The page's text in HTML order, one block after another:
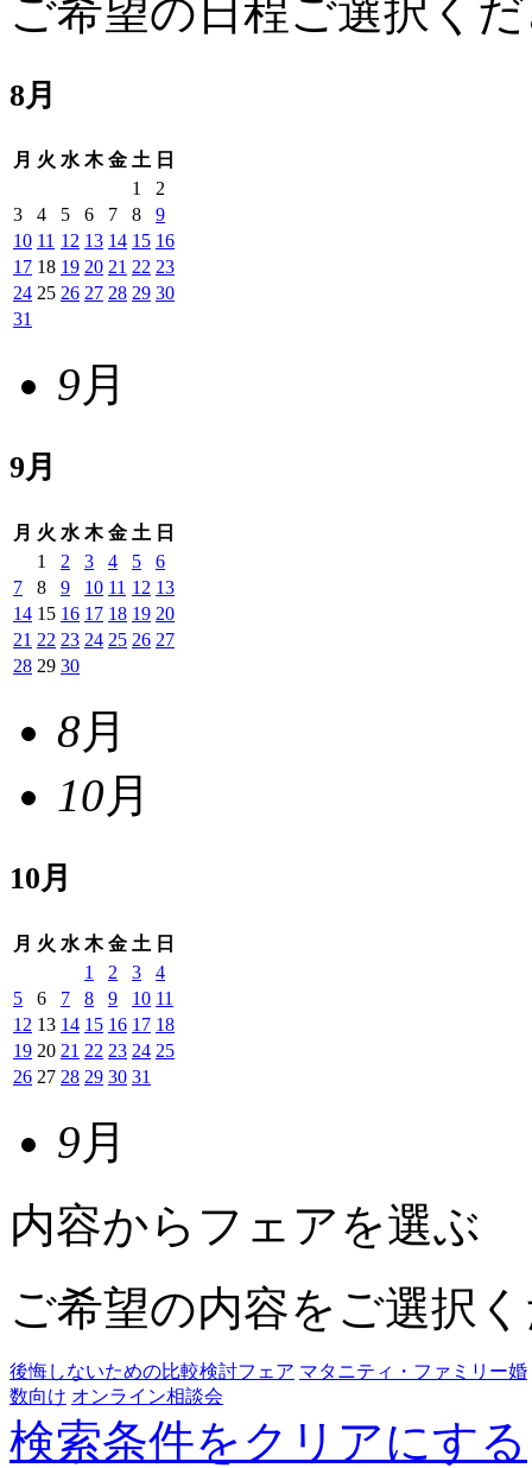
ご希望の日程ご選択く
8月
月 火 水 木 金 土 日
1
2
3
4 5 6 7 8
9
10 11 12 13 14 15 16
17 18 19 20 21 22 23
24 25 26 27 28 29 30
31
9月
9月
月 火 水 木 金 土 日
1
2 3 4 5
6
7
8 9 10 11 12 13
14 15 16 17 18 19 20
21 22 23 24 25 26 27
28 29 30
8月
10月
10月
月 火 水 木 金 土 日
1
2 3
4
5
6 7 8 9 10 11
12 13 14 15 16 17 18
19 20 21 22 23 24 25
26 27 28 29 30 31
9月
内容からフェアを選ぶ
ご希望の内容をご選択
後悔しないための比較検討フェア マタニティ・ファミリー婚
数向け オンライン相談会
検索条件をクリアにする